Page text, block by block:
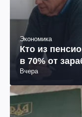
Экономика
Кто из
в 70% от
Вчера